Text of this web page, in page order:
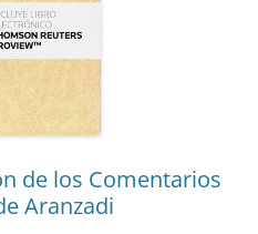
de los Comentarios
Aranzadi